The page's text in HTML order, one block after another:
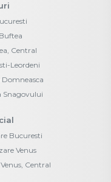
Central
Leordeni
Snagovului
Bucuresti
Venus
Central